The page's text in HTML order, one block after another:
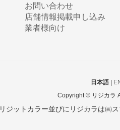
お問い合わせ
店舗情報掲載申し込み
業者様向け
日本語
Copyright © リジカラ
リジットカラー並びにリジカラは㈱